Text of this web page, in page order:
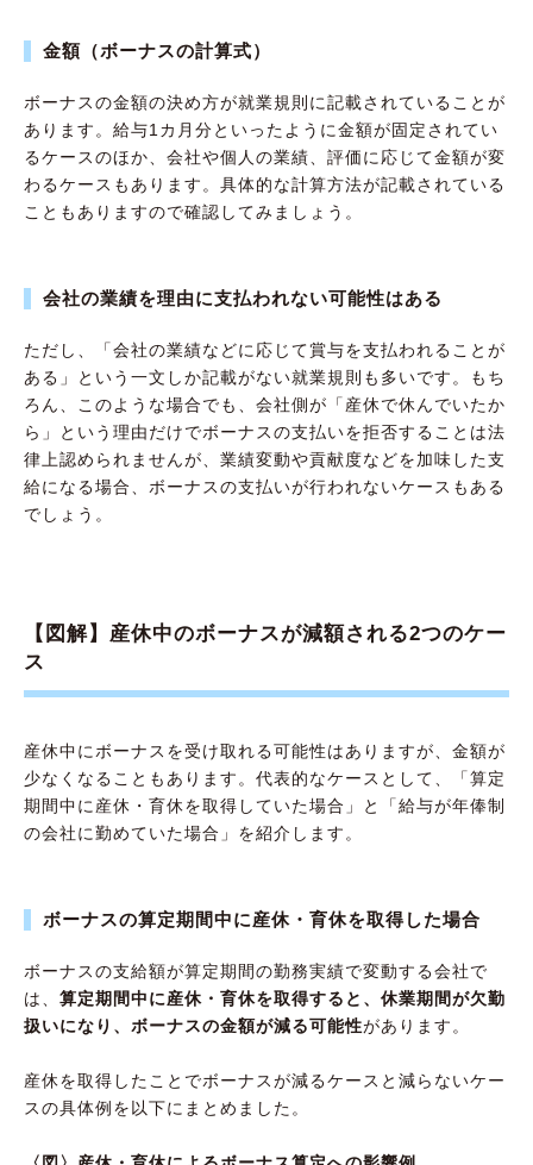
金額（ボーナスの計算式）
ボーナスの金額の決め方が就業規則に記載されていることが
あります。給与1カ月分といったように金額が固定されてい
るケースのほか、会社や個人の業績、評価に応じて金額が変
わるケースもあります。具体的な計算方法が記載されている
こともありますので確認してみましょう。
会社の業績を理由に支払われない可能性はある
ただし、「会社の業績などに応じて賞与を支払われることが
ある」という一文しか記載がない就業規則も多いです。もち
ろん、このような場合でも、会社側が「産休で休んでいたか
ら」という理由だけでボーナスの支払いを拒否することは法
律上認められませんが、業績変動や貢献度などを加味した支
給になる場合、ボーナスの支払いが行われないケースもある
でしょう。
【図解】産休中のボーナスが減額される2つのケー
ス
産休中にボーナスを受け取れる可能性はありますが、金額が
少なくなることもあります。代表的なケースとして、「算定
期間中に産休・育休を取得していた場合」と「給与が年俸制
の会社に勤めていた場合」を紹介します。
ボーナスの算定期間中に産休・育休を取得した場合
ボーナスの支給額が算定期間の勤務実績で変動する会社で
は、 算定期間中に産休・育休を取得すると、休業期間が欠勤
扱いになり、ボーナスの金額が減る可能性があります。
産休を取得したことでボーナスが減るケースと減らないケー
スの具体例を以下にまとめました。